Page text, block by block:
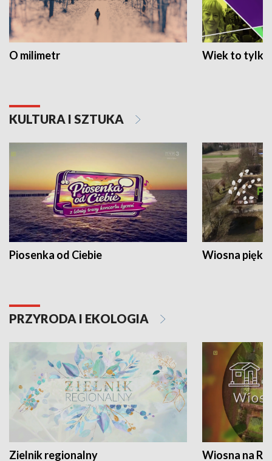
O milimetr Wiek to tylko
KULTURA I SZTUKA
Piosenka od Ciebie Wiosna
PRZYRODA I EKOLOGIA
Zielnik regionalny Wiosna na